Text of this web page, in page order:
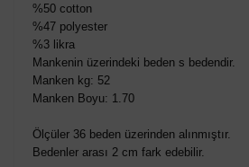
%50 cotton
%47 polyester
%3 likra
Mankenin üzerindeki beden s bedendir.
Manken kg: 52
Manken Boyu: 1.70
Ölçüler 36 beden üzerinden alınmıştır.
Bedenler arası 2 cm fark edebilir.